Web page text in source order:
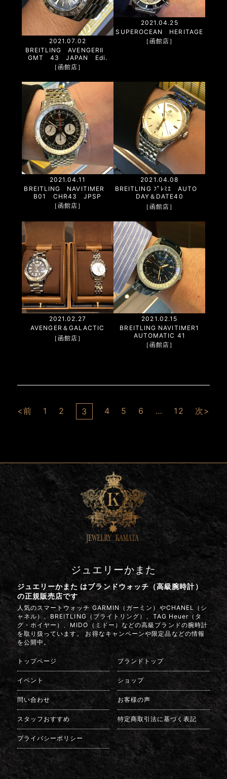
2021.07.02
BREITLING AVENGERⅡ
GMT 43 JAPAN Edi.
［函館店］
2021.04.25
SUPEROCEAN HERITAGE
［函館店］
2021.04.11
BREITLING NAVITIMER
B01 CHR43 JPSP
［函館店］
2021.04.08
BREITLING ﾌﾟﾚﾐｴ AUTO
DAY＆DATE40
［函館店］
2021.02.27
AVENGER＆GALACTIC
［函館店］
2021.02.15
BREITLING NAVITIMER1
AUTOMATIC 41
［函館店］
<前 1 2 3 4 5 6 … 12 次>
ジュエリーかまた
ジュエリーかまた はブランドウォッチ（高級腕時計）
の正規販売店です
人気のスマートウォッチ GARMIN（ガーミン）やCHANEL（シ
ャネル）、BREITLING（ブライトリング）、TAG Heuer（タ
グ・ホイヤー）、MIDO（ミドー）などの高級ブランドの腕時計
を取り扱っています。 お得なキャンペーンや限定品などの情報
を公開中。
トップページ ブランドトップ
イベント ショップ
問い合わせ お客様の声
スタッフおすすめ 特定商取引法に基づく表記
プライバシーポリシー